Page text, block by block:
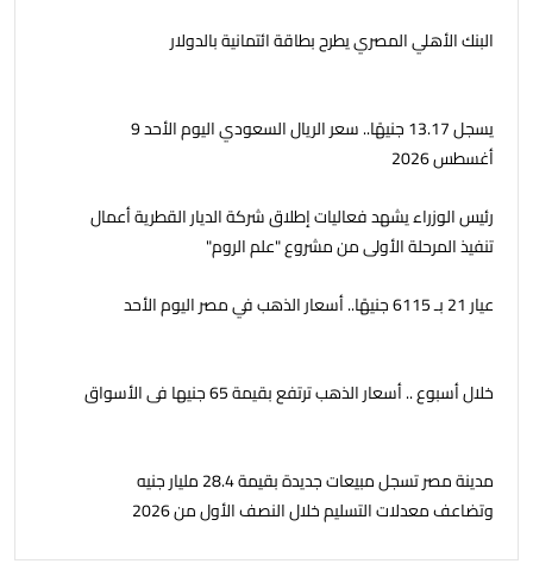
البنك الأهلي المصري يطرح بطاقة ائتمانية بالدولار
يسجل 13.17 جنيهًا.. سعر الريال السعودي اليوم الأحد 9
أغسطس 2026
رئيس الوزراء يشهد فعاليات إطلاق شركة الديار القطرية أعمال
تنفيذ المرحلة الأولى من مشروع "علم الروم"
عيار 21 بـ 6115 جنيهًا.. أسعار الذهب في مصر اليوم الأحد
خلال أسبوع .. أسعار الذهب ترتفع بقيمة 65 جنيها فى الأسواق
مدينة مصر تسجل مبيعات جديدة بقيمة 28.4 مليار جنيه
وتضاعف معدلات التسليم خلال النصف الأول من 2026